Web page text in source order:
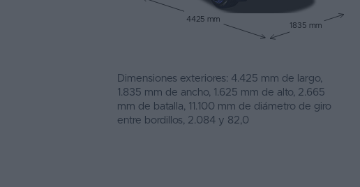
4425 mm
1835 mm
Dimensiones exteriores: 4.425 mm de largo,
1.835 mm de ancho, 1.625 mm de alto, 2.665
mm de batalla, 11.100 mm de diámetro de giro
entre bordillos, 2.084 y 82,0